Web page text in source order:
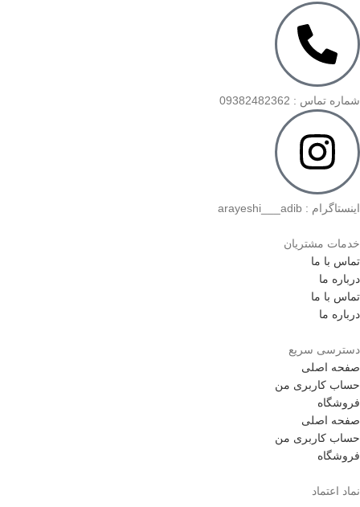
شماره تماس : 09382482362
اینستاگرام : arayeshi___adib
خدمات مشتریان
تماس با ما
درباره ما
تماس با ما
درباره ما
دسترسی سریع
صفحه اصلی
حساب کاربری من
فروشگاه
صفحه اصلی
حساب کاربری من
فروشگاه
نماد اعتماد